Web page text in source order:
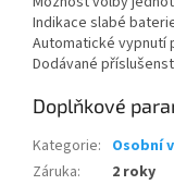
Indikace slabé
Automatické vypnutí
Dodávané
Doplňkové
Kategorie: Osobní
Záruka:
2 roky